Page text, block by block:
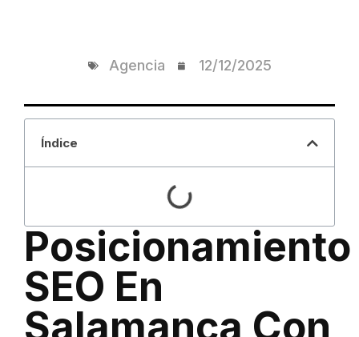
Agencia 12/12/2025
Índice
Posicionamiento
SEO En
Salamanca Con